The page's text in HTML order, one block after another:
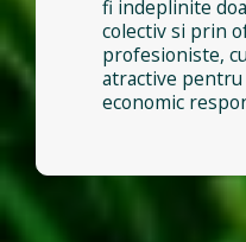
fi indeplinite
colectiv si prin
profesioniste,
atractive
economic